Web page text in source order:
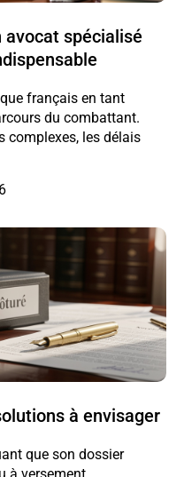
avocat spécialisé
français en tant
du combattant.
complexes, les délais
à envisager
que son dossier